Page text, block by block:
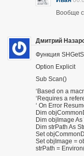
Вообще
Дмитрий
Функция
Option Explicit
Sub Scan()
‘Based on a
‘Requires a
‘ On Error
Dim
Dim objImage
Dim strPath As
Set
Set objImage =
strPath =